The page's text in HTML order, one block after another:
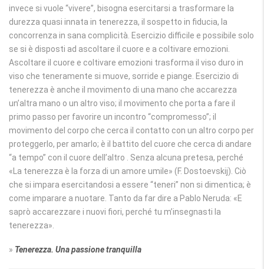
invece si vuole “vivere”, bisogna esercitarsi a trasformare la
durezza quasi innata in tenerezza, il sospetto in fiducia, la
concorrenza in sana complicità. Esercizio difficile e possibile solo
se si è disposti ad ascoltare il cuore e a coltivare emozioni.
Ascoltare il cuore e coltivare emozioni trasforma il viso duro in
viso che teneramente si muove, sorride e piange. Esercizio di
tenerezza è anche il movimento di una mano che accarezza
un’altra mano o un altro viso; il movimento che porta a fare il
primo passo per favorire un incontro “compromesso”; il
movimento del corpo che cerca il contatto con un altro corpo per
proteggerlo, per amarlo; è il battito del cuore che cerca di andare
“a tempo” con il cuore dell’altro . Senza alcuna pretesa, perché
«La tenerezza è la forza di un amore umile» (F. Dostoevskij). Ciò
che si impara esercitandosi a essere “teneri” non si dimentica; è
come imparare a nuotare. Tanto da far dire a Pablo Neruda: «E
saprò accarezzare i nuovi fiori, perché tu m’insegnasti la
tenerezza».
» Tenerezza. Una passione tranquilla